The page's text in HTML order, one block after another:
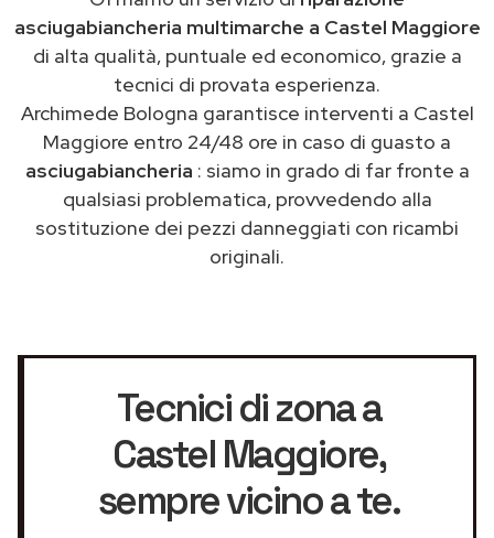
asciugabiancheria multimarche a Castel Maggiore
di alta qualità, puntuale ed economico, grazie a
tecnici di provata esperienza.
Archimede Bologna garantisce interventi a Castel
Maggiore entro 24/48 ore in caso di guasto a
asciugabiancheria : siamo in grado di far fronte a
qualsiasi problematica, provvedendo alla
sostituzione dei pezzi danneggiati con ricambi
originali.
Tecnici di zona a
Castel Maggiore,
sempre vicino a te.